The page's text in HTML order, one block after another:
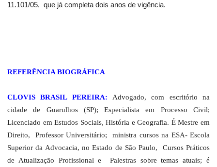
11.101/05, que já completa dois anos de vigência.
REFERÊNCIA BIOGRÁFICA
CLOVIS BRASIL PEREIRA: Advogado, com escritório na
cidade de Guarulhos (SP); Especialistaem Processo Civil;
Licenciado em Estudos Sociais, História e Geografia. É Mestre em
Direito,
Professor Universitário;
ministra cursos na ESA- Escola
Superior da Advocacia, no Estado de São Paulo,
Cursos Práticos
de Atualização Profissional e
Palestras sobre temas atuais; é